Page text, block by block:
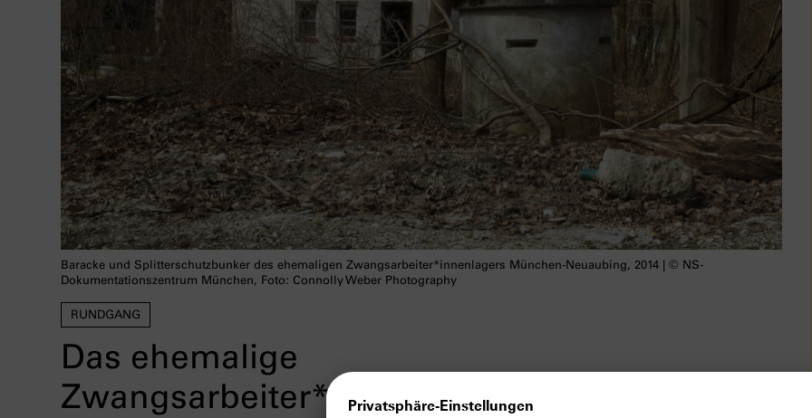
RUNDGANG
Das ehemalige
Zwangsarbeiter*innenlager Neuaubing
Baracke und Splitterschutzbunker des ehemaligen Zwangsarbeiter*innenlagers München-Neuaubing, 2014 | © NS-
Dokumentationszentrum München, Foto: Connolly Weber Photography